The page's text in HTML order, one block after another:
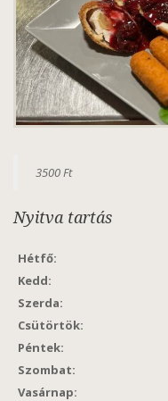
3500 Ft
Nyitva tartás
Hétfő:
Kedd:
Szerda:
Csütörtök:
Péntek:
Szombat:
Vasárnap: